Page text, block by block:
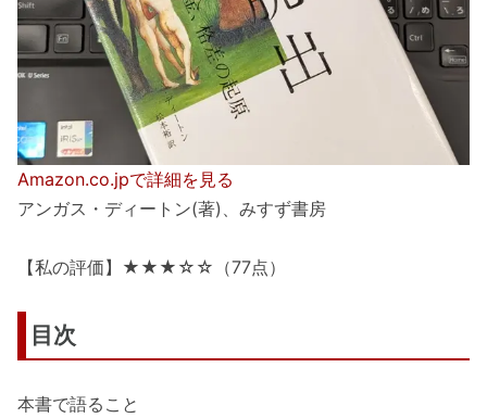
Amazon.co.jpで詳細を見る
アンガス・ディートン(著)、みすず書房
【私の評価】★★★☆☆（77点）
目次
本書で語ること